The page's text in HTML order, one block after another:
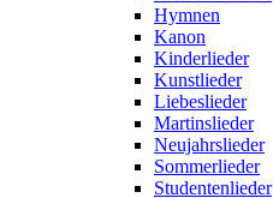
Hymnen
Kanon
Kinderlieder
Kunstlieder
Liebeslieder
Martinslieder
Neujahrslieder
Sommerlieder
Studentenlieder